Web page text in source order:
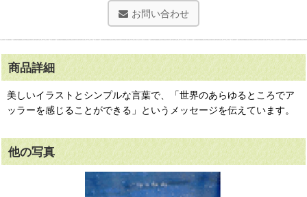
お問い合わせ
商品詳細
美しいイラストとシンプルな言葉で、「世界のあらゆるところでア
ッラーを感じることができる」というメッセージを伝えています。
他の写真